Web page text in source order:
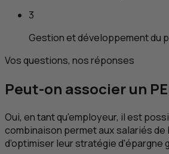
3
Gestion et développement du
Vos questions, nos réponses
Peut-on associer un
Oui, en tant qu'employeur, il est
combinaison permet aux salariés
d’optimiser leur stratégie d'épargne